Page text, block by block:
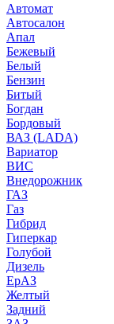
Автомат
Автосалон
Апал
Бежевый
Белый
Бензин
Битый
Богдан
Бордовый
ВАЗ (LADA)
Вариатор
ВИС
Внедорожник
ГАЗ
Газ
Гибрид
Гиперкар
Голубой
Дизель
ЕрАЗ
Желтый
Задний